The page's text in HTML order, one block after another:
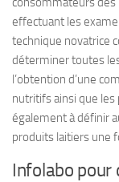
effectuant les
technique novatrice
déterminer toutes
l’obtention d’une
nutritifs ainsi que les
également à définir
produits laitiers une
Infolabo pour